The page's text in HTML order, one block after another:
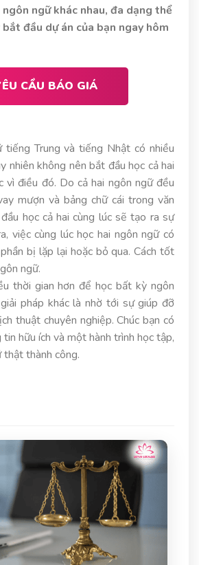
ngữ khác nhau, đa dạng thể
đầu dự án của bạn ngay hôm
CẦU BÁO GIÁ
tiếng Trung và tiếng Nhật có nhiều
nhiên không nên bắt đầu học cả hai
vì điều đó. Do cả hai ngôn ngữ đều
mượn và bảng chữ cái trong văn
học cả hai cùng lúc sẽ tạo ra sự
việc cùng lúc học hai ngôn ngữ có
bị lặp lại hoặc bỏ qua. Cách tốt
ngữ.
thời gian hơn để học bất kỳ ngôn
pháp khác là nhờ tới sự giúp đỡ
thuật chuyên nghiệp. Chúc bạn có
hữu ích và một hành trình học tập,
thành công.